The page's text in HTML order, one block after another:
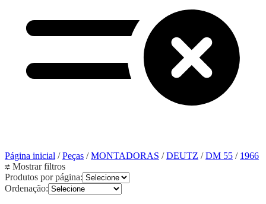
Página inicial /Peças /MONTADORAS /DEUTZ /DM 55 / 1966
Mostrar filtros
Produtos por página:
Ordenação: